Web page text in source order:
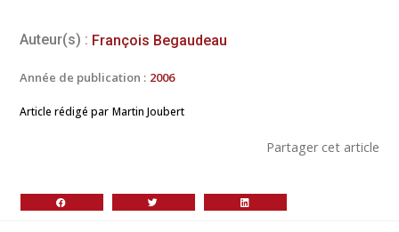
Auteur(s) : François Begaudeau
Année de publication : 2006
Article rédigé par Martin Joubert
Partager cet article